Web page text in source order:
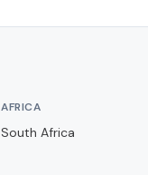
AFRICA
South Africa